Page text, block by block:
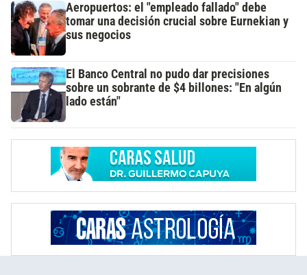
Aeropuertos: el "empleado fallado" debe
tomar una decisión crucial sobre Eurnekian y
sus negocios
El Banco Central no pudo dar precisiones
sobre un sobrante de $4 billones: "En algún
lado están"